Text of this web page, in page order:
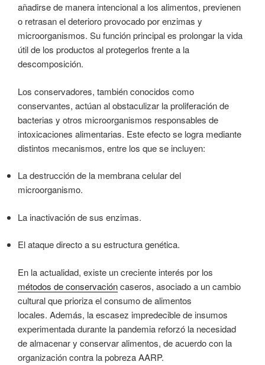
añadirse de manera intencional a los alimentos, previenen
o retrasan el deterioro provocado por enzimas y
microorganismos. Su función principal es prolongar la vida
útil de los productos al protegerlos frente a la
descomposición.
Los conservadores, también conocidos como
conservantes, actúan al obstaculizar la proliferación de
bacterias y otros microorganismos responsables de
intoxicaciones alimentarias. Este efecto se logra mediante
distintos mecanismos, entre los que se incluyen:
La destrucción de la membrana celular del
microorganismo.
La inactivación de sus enzimas.
El ataque directo a su estructura genética.
En la actualidad, existe un creciente interés por los
métodos de conservacióncaseros, asociado a un cambio
cultural que prioriza el consumo de alimentos
locales. Además, la escasez impredecible de insumos
experimentada durante la pandemia reforzó la necesidad
de almacenar y conservar alimentos, de acuerdo con la
organización contra la pobreza AARP.